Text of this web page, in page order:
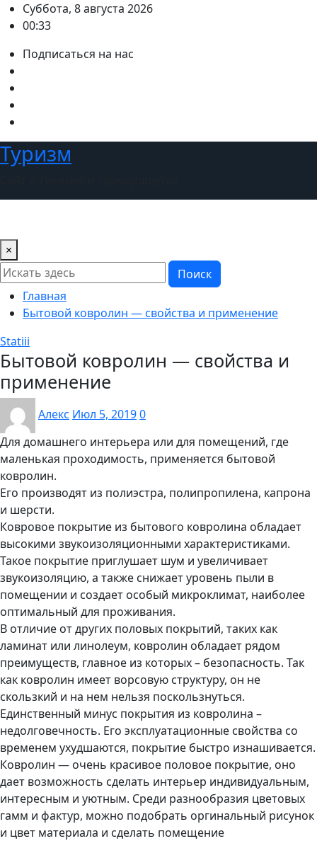
ПерейтиСуббота, 8 августа 2026
00:33
Подписаться на нас
Туризм
×
Поиск
Главная
Бытовой ковролин — свойства и применение
Statiii
Бытовой ковролин — свойства и
применение
Алекс Июл 5, 20190
Для домашнего интерьера или для помещений, где
маленькая проходимость, применяется бытовой
ковролин.
Его производят из полиэстра, полипропилена, капрона
и шерсти.
Ковровое покрытие из бытового ковролина обладает
высокими звукоизоляционными характеристиками.
Такое покрытие приглушает шум и увеличивает
звукоизоляцию, а также снижает уровень пыли в
помещении и создает особый микроклимат, наиболее
оптимальный для проживания.
В отличие от других половых покрытий, таких как
ламинат или линолеум, ковролин обладает рядом
преимуществ, главное из которых – безопасность. Так
как ковролин имеет ворсовую структуру, он не
скользкий и на нем нельзя поскользнуться.
Единственный минус покрытия из ковролина –
недолговечность. Его эксплуатационные свойства со
временем ухудшаются, покрытие быстро изнашивается.
Ковролин — очень красивое половое покрытие, оно
дает возможность сделать интерьер индивидуальным,
интересным и уютным. Среди разнообразия цветовых
гамм и фактур, можно подобрать оргинальный рисунок
и цвет материала и сделать помещение